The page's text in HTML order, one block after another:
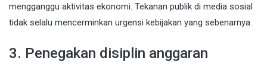
mengganggu aktivitas ekonomi. Tekanan publik di media sosial
tidak selalu mencerminkan urgensi kebijakan yang sebenarnya.
3. Penegakan disiplin anggaran